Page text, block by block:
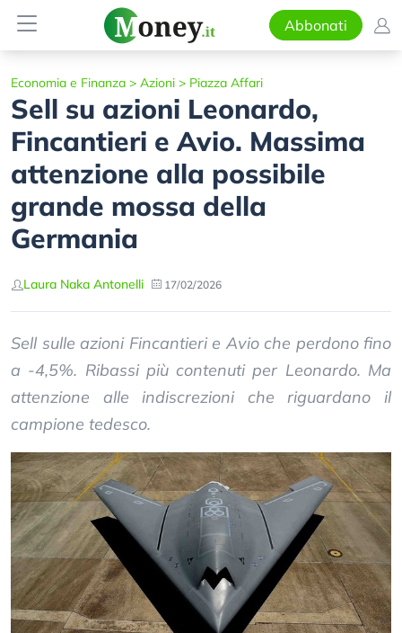
Abbonati
Economia e Finanza > Azioni > Piazza Affari
Sell su azioni Leonardo,
Fincantieri e Avio. Massima
attenzione alla possibile
grande mossa della
Germania
Laura Naka Antonelli 17/02/2026
Sell sulle azioni Fincantieri e Avio che perdono fino
a -4,5%. Ribassi più contenuti per Leonardo. Ma
attenzione alle indiscrezioni che riguardano il
campione tedesco.